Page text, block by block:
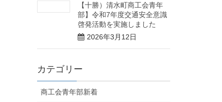
【十勝）清水町商工会青年
部】令和7年度交通安全意識
啓発活動を実施しました
2026年3月12日
カテゴリー
商工会青年部新着